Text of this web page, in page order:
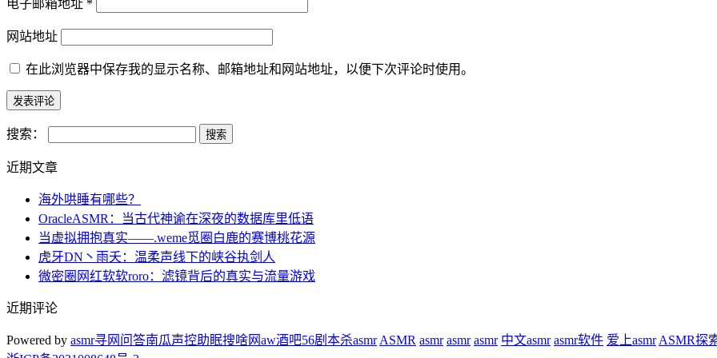
电子邮箱地址 *
网站地址
在此浏览器中保存我的显示名称、邮箱地址和网站地址，以便下次评论时使用。
搜索：
近期文章
海外哄睡有哪些？
OracleASMR：当古代神谕在深夜的数据库里低语
当虚拟拥抱真实——.weme觅圈白鹿的赛博桃花源
虎牙DN丶雨夭：温柔声线下的峡谷执剑人
微密圈网红软软roro：滤镜背后的真实与流量游戏
近期评论
Powered by asmr寻网问答南瓜声控助眠搜啥网aw酒吧56剧本杀asmr ASMR asmr asmr asmr 中文asmr asmr软件 爱上asmr ASMR探